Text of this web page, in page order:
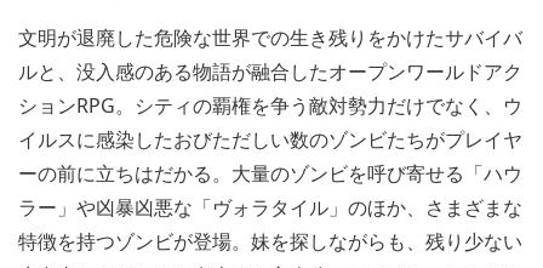
文明が退廃した危険な世界での生き残りをかけたサバイバ
ルと、没入感のある物語が融合したオープンワールドアク
ションRPG。シティの覇権を争う敵対勢力だけでなく、ウ
イルスに感染したおびただしい数のゾンビたちがプレイヤ
ーの前に立ちはだかる。大量のゾンビを呼び寄せる「ハウ
ラー」や凶暴凶悪な「ヴォラタイル」のほか、さまざまな
特徴を持つゾンビが登場。妹を探しながらも、残り少ない